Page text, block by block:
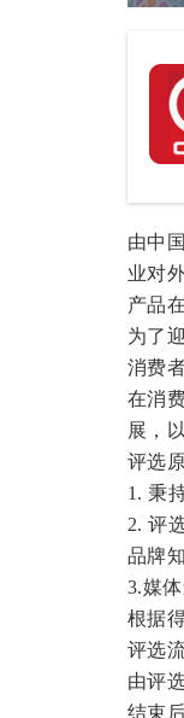
由中
业对
产品
为了
消费
在消
展，
评选
1. 秉
2. 评
品牌
3.媒体
根据
评选
由评
结束